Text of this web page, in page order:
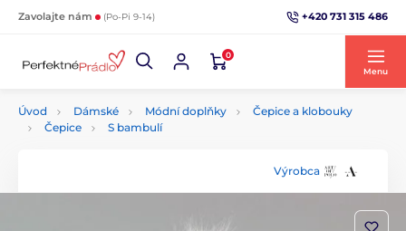
Zavolajte nám (Po-Pi 9-14) +420 731 315 486
0
Menu
Úvod Dámské Módní doplňky
Čepice a klobouky
Čepice
S bambulí
Výrobca